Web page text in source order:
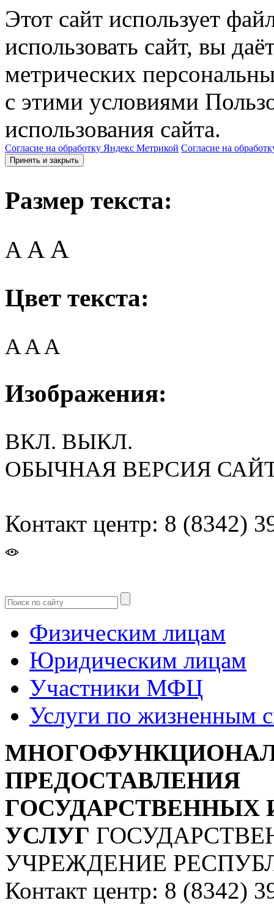
Этот сайт использует
использовать сайт, вы
метрических
с этими условиями
использования сайта.
Согласие на обработку Яндекс Метрикой Согласие на
Принять и закрыть
Размер текста:
A AA
Цвет текста:
AAA
Изображения:
ВКЛ. ВЫКЛ.
ОБЫЧНАЯ ВЕРСИЯ
Контакт центр: 8 (8342)
Физическим лицам
Юридическим лицам
Участники МФЦ
Услуги по жизненным
ПРЕДОСТАВЛЕНИЯ
УСЛУГ
УЧРЕЖДЕНИЕ
Контакт центр: 8 (8342)